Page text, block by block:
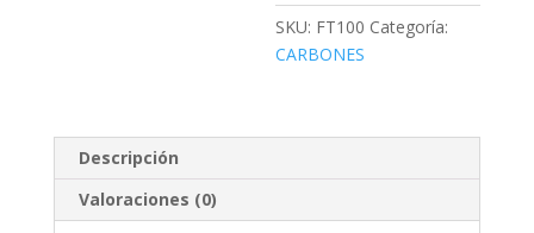
SKU: FT100 Categoría:
CARBONES
Descripción
Valoraciones (0)